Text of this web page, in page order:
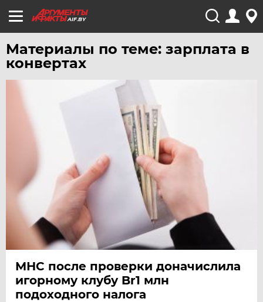
AIF.BY
Материалы по теме: зарплата в
конвертах
МНС после проверки доначислила
игорному клубу Br1 млн
подоходного налога